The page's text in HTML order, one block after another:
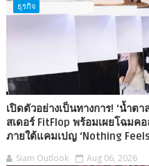
ธุรกิจ
เปิดตัวอย่างเป็นทางการ! ‘น้ำ
สเดอร์ FitFlop พร้อมเผยโฉมค
ภายใต้แคมเปญ ‘Nothing
Siam Outlook Aug 06, 2026